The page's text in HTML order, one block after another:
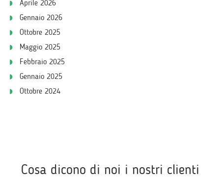
Aprile 2026
Gennaio 2026
Ottobre 2025
Maggio 2025
Febbraio 2025
Gennaio 2025
Ottobre 2024
Cosa dicono di noi i nostri clienti